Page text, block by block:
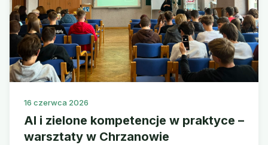
16 czerwca 2026
AI i zielone kompetencje w praktyce –
warsztaty w Chrzanowie